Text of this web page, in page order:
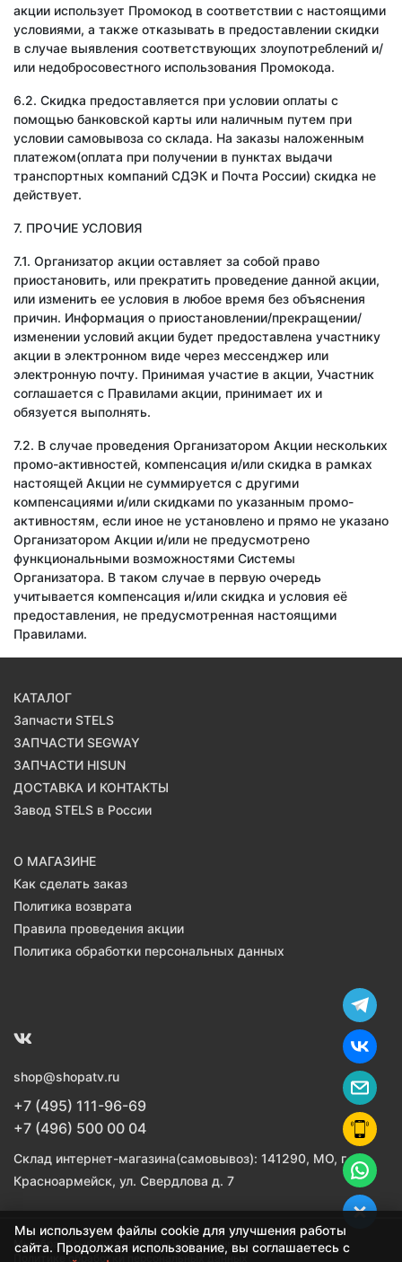
акции использует Промокод в соответствии с настоящими
условиями, а также отказывать в предоставлении скидки
в случае выявления соответствующих злоупотреблений и/
или недобросовестного использования Промокода.
6.2. Скидка предоставляется при условии оплаты с
помощью банковской карты или наличным путем при
условии самовывоза со склада. На заказы наложенным
платежом(оплата при получении в пунктах выдачи
транспортных компаний СДЭК и Почта России) скидка не
действует.
7. ПРОЧИЕ УСЛОВИЯ
7.1. Организатор акции оставляет за собой право
приостановить, или прекратить проведение данной акции,
или изменить ее условия в любое время без объяснения
причин. Информация о приостановлении/прекращении/
изменении условий акции будет предоставлена участнику
акции в электронном виде через мессенджер или
электронную почту. Принимая участие в акции, Участник
соглашается с Правилами акции, принимает их и
обязуется выполнять.
7.2. В случае проведения Организатором Акции нескольких
промо-активностей, компенсация и/или скидка в рамках
настоящей Акции не суммируется с другими
компенсациями и/или скидками по указанным промо-
активностям, если иное не установлено и прямо не указано
Организатором Акции и/или не предусмотрено
функциональными возможностями Системы
Организатора. В таком случае в первую очередь
учитывается компенсация и/или скидка и условия её
предоставления, не предусмотренная настоящими
Правилами.
КАТАЛОГ
Запчасти STELS
ЗАПЧАСТИ SEGWAY
ЗАПЧАСТИ HISUN
ДОСТАВКА И КОНТАКТЫ
Завод STELS в России
О МАГАЗИНЕ
Как сделать заказ
Политика возврата
Правила проведения акции
Политика обработки персональных данных
shop@shopatv.ru
+7 (495) 111-96-69
+7 (496) 500 00 04
Склад интернет-магазина(самовывоз): 141290, МО, г.
Красноармейск, ул. Свердлова д. 7
Мы обрабатываем персональные данные согласно
Политике обработки персональных данных
Мы используем файлы cookie для улучшения работы
сайта. Продолжая использование, вы соглашаетесь с